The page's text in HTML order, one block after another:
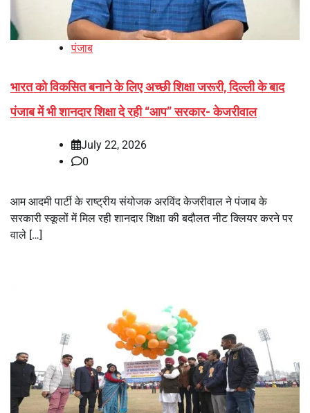
पंजाब
भारत को विकसित बनाने के लिए अच्छी शिक्षा जरूरी, दिल्ली के बाद
पंजाब में भी शानदार शिक्षा दे रही “आप” सरकार- केजरीवाल
July 22, 2026
0
आम आदमी पार्टी के राष्ट्रीय संयोजक अरविंद केजरीवाल ने पंजाब के
सरकारी स्कूलों में मिल रही शानदार शिक्षा की बदौलत नीट क्लियर करने पर
वाले […]